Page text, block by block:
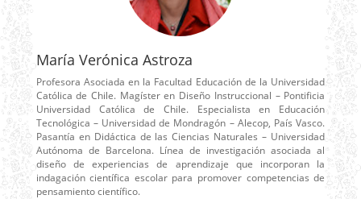
María Verónica Astroza
Profesora Asociada en la Facultad Educación de la Universidad
Católica de Chile. Magíster en Diseño Instruccional – Pontificia
Universidad Católica de Chile. Especialista en Educación
Tecnológica – Universidad de Mondragón – Alecop, País Vasco.
Pasantía en Didáctica de las Ciencias Naturales – Universidad
Autónoma de Barcelona. Línea de investigación asociada al
diseño de experiencias de aprendizaje que incorporan la
indagación científica escolar para promover competencias de
pensamiento científico.